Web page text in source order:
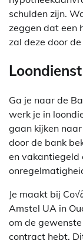
schulden zijn.
zeggen dat een
zal deze door
Loondienst
Ga je naar de
werk je in
gaan kijken
door de bank
en vakantiegeld
Je maakt bij
Amstel UA in
om de
contract hebt.